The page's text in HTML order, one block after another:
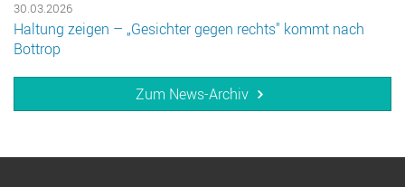
30.03.2026
Haltung zeigen – „Gesichter gegen rechts" kommt nach
Bottrop
Zum News-Archiv